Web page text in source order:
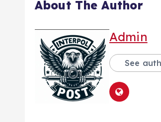
About The Author
Admin
See